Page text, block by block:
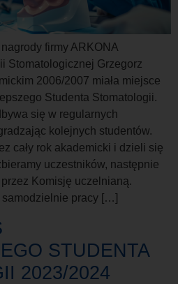
firmy ARKONA
Stomatologicznej Grzegorz
2006/2007 miała miejsce
Studenta Stomatologii.
się w regularnych
kolejnych studentów.
cały rok akademicki i dzieli się
uczestników, następnie
Komisję uczelnianą.
pracy […]
STUDENTA
2023/2024